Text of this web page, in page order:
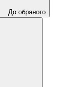
До обраного